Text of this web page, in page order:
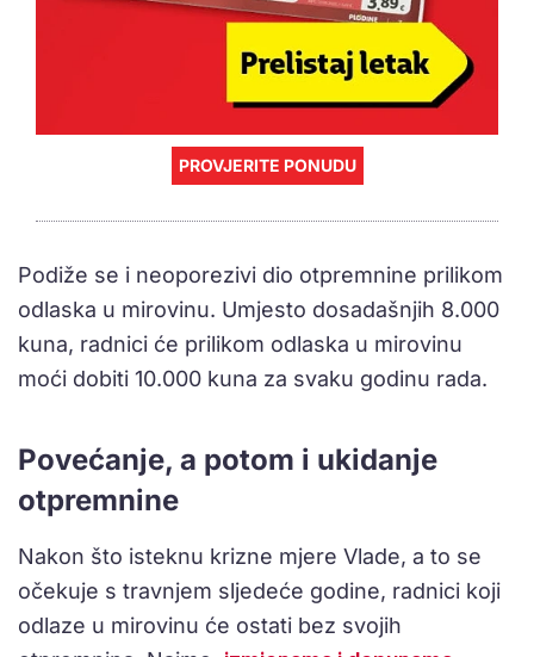
PROVJERITE PONUDU
Podiže se i neoporezivi dio otpremnine prilikom
odlaska u mirovinu. Umjesto dosadašnjih 8.000
kuna, radnici će prilikom odlaska u mirovinu
moći dobiti 10.000 kuna za svaku godinu rada.
Povećanje, a potom i ukidanje
otpremnine
Nakon što isteknu krizne mjere Vlade, a to se
očekuje s travnjem sljedeće godine, radnici koji
odlaze u mirovinu će ostati bez svojih